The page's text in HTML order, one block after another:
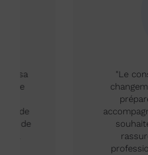
"Le constat fut
changement ne se
prépare.(...) Je
accompagnement à
souhaite être
rassurée dans
professionnels et